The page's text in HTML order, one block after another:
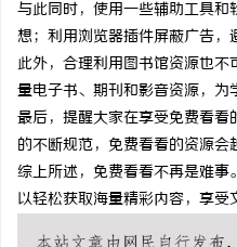
与此同时，使用一些辅助工具
想；利用浏览器插件屏蔽广告
此外，合理利用图书馆资源也
量电子书、期刊和影音资源，为
最后，提醒大家在享受免费看
的不断规范，免费看看的资源
综上所述，免费看看不再是难
以轻松获取海量精彩内容，享受